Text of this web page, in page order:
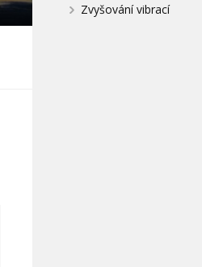
Zvyšování vibrací